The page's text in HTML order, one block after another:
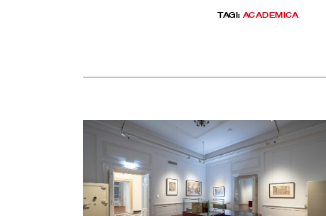
TAGI:ACADEMICA
Aktualności
czytaj więcej o Chłód w Pałacu Rzeczypospolitej.